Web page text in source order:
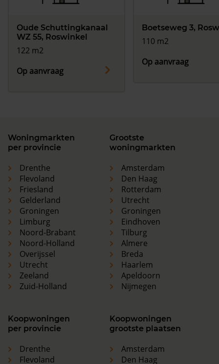
Oude Schuttingkanaal
WZ 55, Roswinkel
122 m2
Op aanvraag
Boetseweg 3,
110 m2
Op aanvraag
Woningmarkten
per provincie
Drenthe
Flevoland
Friesland
Gelderland
Groningen
Limburg
Noord-Brabant
Noord-Holland
Overijssel
Utrecht
Zeeland
Zuid-Holland
Grootste
woningmarkten
Amsterdam
Den Haag
Rotterdam
Utrecht
Groningen
Eindhoven
Tilburg
Almere
Breda
Haarlem
Apeldoorn
Nijmegen
Koopwoningen
per provincie
Drenthe
Flevoland
Koopwoningen
grootste plaatsen
Amsterdam
Den Haag